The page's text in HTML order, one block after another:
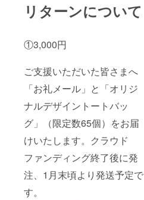
リターンについて
①3,000円
ご支援いただいた皆さまへ
「お礼メール」と「オリジ
ナルデザイントートバッ
グ」（限定数65個）をお届
けいたします。クラウド
ファンディング終了後に発
注、1月末頃より発送予定で
す。